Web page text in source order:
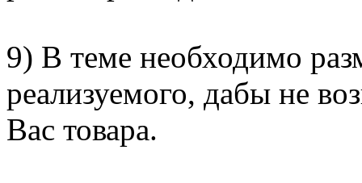
9) В теме необходимо
реализуемого, дабы не
Вас товара.